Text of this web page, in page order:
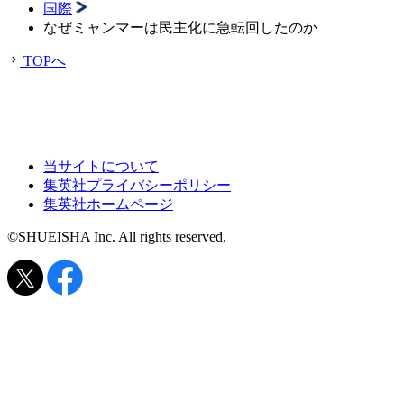
国際
なぜミャンマーは民主化に急転回したのか
TOPへ
当サイトについて
集英社プライバシーポリシー
集英社ホームページ
©SHUEISHA Inc. All rights reserved.